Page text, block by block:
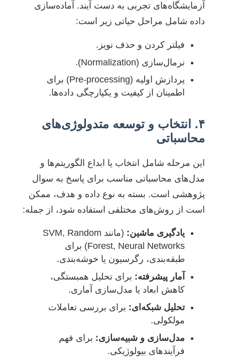
آزمایشگاه‌های تجربی به دست آیند. آماده‌سازی
داده شامل مراحل حیاتی زیر است:
فیلتر کردن و حذف نویز.
نرمال‌سازی (Normalization).
پردازش اولیه (Pre-processing) برای
اطمینان از کیفیت و یکپارچگی داده‌ها.
۴. انتخاب و توسعه متدولوژی‌های
محاسباتی
این مرحله شامل انتخاب یا ابداع الگوریتم‌ها و
مدل‌های محاسباتی مناسب برای پاسخ به سوال
پژوهشی است. بسته به نوع داده و هدف، ممکن
است از روش‌های مختلفی استفاده شود، از جمله:
یادگیری ماشین:
(مانند SVM, Random
Forest, Neural Networks) برای
طبقه‌بندی، رگرسیون یا خوشه‌بندی.
آمار پیشرفته: برای تحلیل همبستگی،
کاهش ابعاد یا مدل‌سازی آماری.
تحلیل شبکه‌ای: برای بررسی تعاملات
مولکولی.
مدل‌سازی و شبیه‌سازی: برای فهم
فرآیندهای بیولوژیکی.